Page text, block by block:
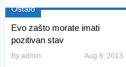
Ostalo
Evo zašto morate imati
pozitivan stav
By admin Aug 8, 2013